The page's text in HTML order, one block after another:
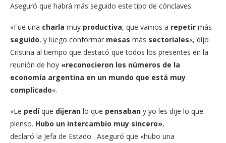
Aseguró que habrá más seguido este tipo de cónclaves.
«Fue una charla muy productiva, que vamos a repetir más
seguido, y luego conformar mesas más sectoriales«, dijo
Cristina al tiempo que destacó que todos los presentes en la
reunión de hoy «reconocieron los números de la
economía argentina en un mundo que está muy
complicado«.
«Le pedíque dijeran lo que pensaban y yo les dije lo que
pienso. Hubo un intercambio muy sincero»,
declaró la Jefa de Estado. Aseguró que «hubo una